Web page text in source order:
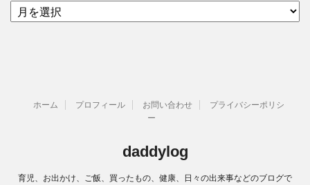
ア
ー
ホーム プロフィール お問い合わせ
プライバシーポリシ
ー
daddylog
育児、お出かけ、ご飯、買ったもの、健康、日々の出来事などのブログで